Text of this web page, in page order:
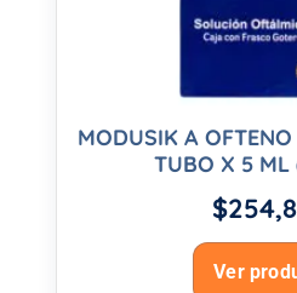
MODUSIK A
TUBO X 5 ML
$
Ver